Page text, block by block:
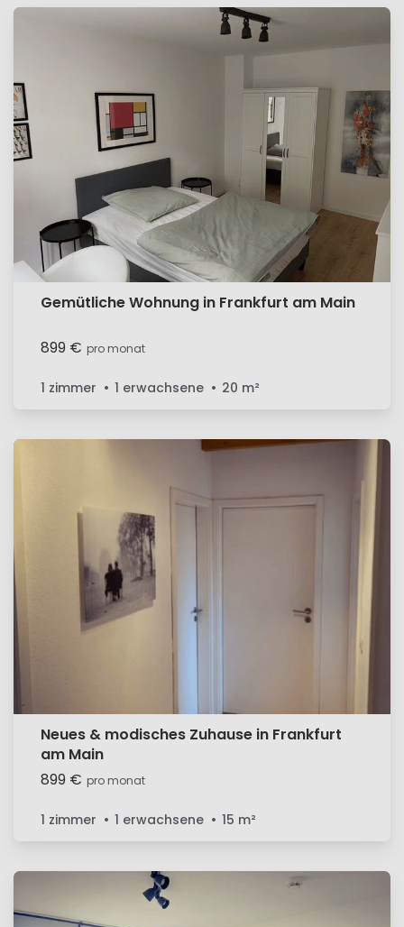
Gemütliche Wohnung in Frankfurt am Main
899 € pro monat
1 zimmer 1 erwachsene 20 m²
Neues & modisches Zuhause in Frankfurt
am Main
899 € pro monat
1 zimmer 1 erwachsene 15 m²